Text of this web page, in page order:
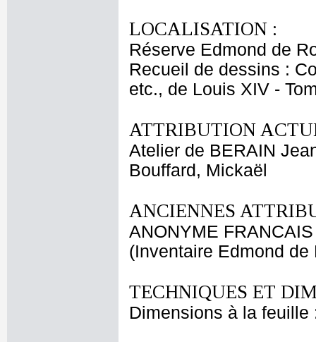
LOCALISATION :
Réserve Edmond de
Recueil de dessins :
etc., de Louis XIV -
ATTRIBUTION
Atelier de BERAIN
Bouffard, Mickaël
ANCIENNES
ANONYME FRANCAIS
(Inventaire Edmond
TECHNIQUES ET
Dimensions à la